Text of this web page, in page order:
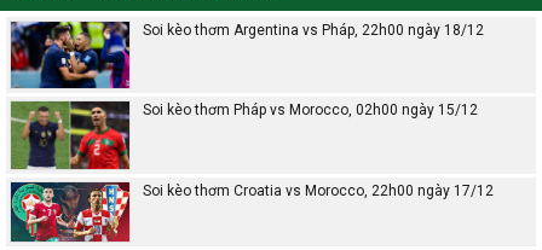
Soi kèo thơm Argentina vs Pháp, 22h00 ngày 18/12
Soi kèo thơm Pháp vs Morocco, 02h00 ngày 15/12
Soi kèo thơm Croatia vs Morocco, 22h00 ngày 17/12